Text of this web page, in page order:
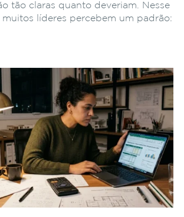
tão claras quanto deveriam. Nesse
muitos líderes percebem um padrão: